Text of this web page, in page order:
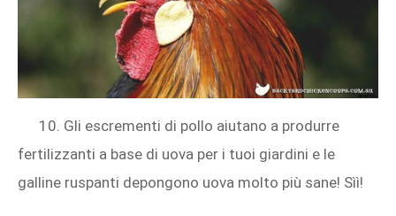
10. Gli escrementi di pollo aiutano a produrre
fertilizzanti a base di uova per i tuoi giardini e le
galline ruspanti depongono uova molto più sane! Sìì!